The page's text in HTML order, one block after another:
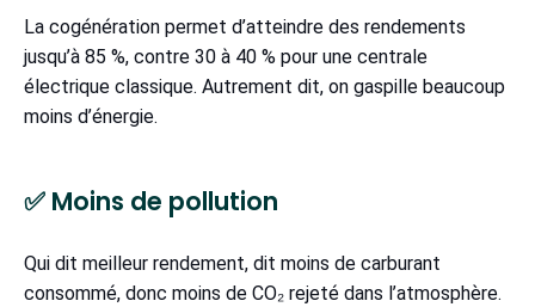
La cogénération permet d’atteindre des rendements
jusqu’à 85 %, contre 30 à 40 % pour une centrale
électrique classique. Autrement dit, on gaspille beaucoup
moins d’énergie.
✅ Moins de pollution
Qui dit meilleur rendement, dit moins de carburant
consommé, donc moins de CO₂ rejeté dans l’atmosphère.